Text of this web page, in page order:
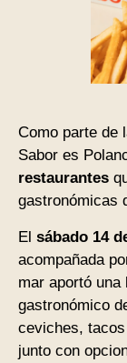
Como parte de
Sabor es
restaurantes
gastronómicas
El sábado 14
acompañada
mar aportó
gastronómico
ceviches,
junto con